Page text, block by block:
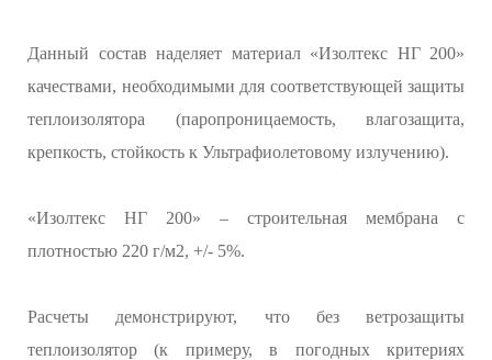
Данный состав наделяет материал «Изолтекс НГ 200»
качествами, необходимыми для соответствующей защиты
теплоизолятора (паропроницаемость, влагозащита,
крепкость, стойкость к Ультрафиолетовому излучению).
«Изолтекс НГ 200» – строительная мембрана с
плотностью 220 г/м2, +/- 5%.
Расчеты демонстрируют, что без ветрозащиты
теплоизолятор (к примеру, в погодных критериях